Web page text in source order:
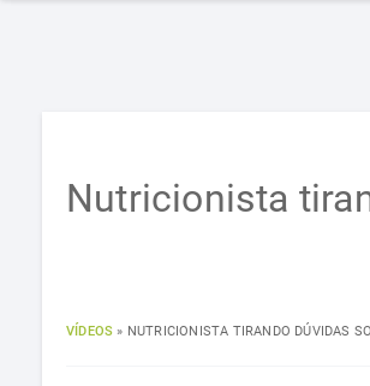
Nutricionista
VÍDEOS » NUTRICIONISTA TIRANDO DÚVIDAS